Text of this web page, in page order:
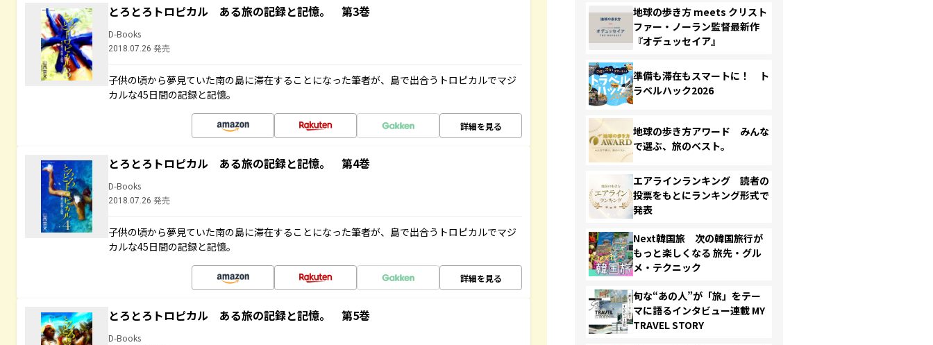
とろとろトロピカル ある旅の記録と記憶。 第3巻
D-Books
2018.07.26 発売
子供の頃から夢見ていた南の島に滞在することになった筆者が、島で出合うトロピカルでマジ
カルな45日間の記録と記憶。
詳細を見る
とろとろトロピカル ある旅の記録と記憶。 第4巻
D-Books
2018.07.26 発売
子供の頃から夢見ていた南の島に滞在することになった筆者が、島で出合うトロピカルでマジ
カルな45日間の記録と記憶。
詳細を見る
とろとろトロピカル ある旅の記録と記憶。 第5巻
D-Books
地球の歩き方 meets クリスト
ファー・ノーラン監督最新作
『オデュッセイア』
準備も滞在もスマートに！ ト
ラベルハック2026
地球の歩き方アワード みんな
で選ぶ、旅のベスト。
エアラインランキング 読者の
投票をもとにランキング形式で
発表
Next韓国旅 次の韓国旅行が
もっと楽しくなる 旅先・グル
メ・テクニック
旬な“あの人”が「旅」をテー
マに語るインタビュー連載 MY
TRAVEL STORY